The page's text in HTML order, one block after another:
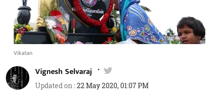
Vikatan
Vignesh Selvaraj
Updated on :22 May 2020, 01:07 PM